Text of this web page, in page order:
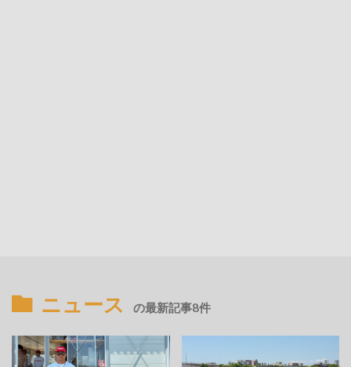
ニュース の最新記事8件